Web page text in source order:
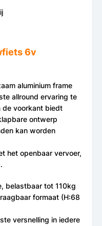
6v
aluminium frame
allround ervaring te
de voorkant biedt
ontwerp
kan worden
het openbaar vervoer,
belastbaar tot 110kg
formaat (H:68
versnelling in iedere